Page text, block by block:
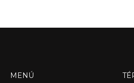
MENÚ